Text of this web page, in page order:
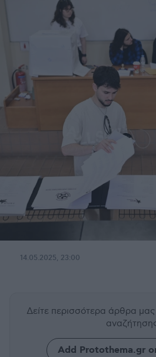
14.05.2025, 23:00
Δείτε περισσότερα άρθρα μας
Add Protothema.gr